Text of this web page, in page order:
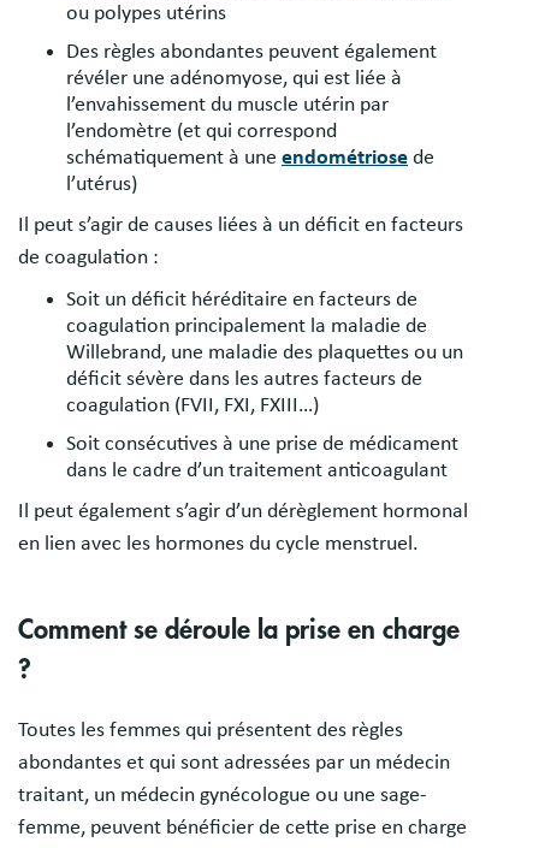
ou polypes utérins
Des règles abondantes peuvent également
révéler une adénomyose, qui est liée à
l’envahissement du muscle utérin par
l’endomètre (et qui correspond
schématiquement à une endométriose de
l’utérus)
Il peut s’agir de causes liées à un déficit en facteurs
de coagulation :
Soit un déficit héréditaire en facteurs de
coagulation principalement la maladie de
Willebrand, une maladie des plaquettes ou un
déficit sévère dans les autres facteurs de
coagulation (FVII, FXI, FXIII…)
Soit consécutives à une prise de médicament
dans le cadre d’un traitement anticoagulant
Il peut également s’agir d’un dérèglement hormonal
en lien avec les hormones du cycle menstruel.
Comment se déroule la prise en charge
?
Toutes les femmes qui présentent des règles
abondantes et qui sont adressées par un médecin
traitant, un médecin gynécologue ou une sage-
femme, peuvent bénéficier de cette prise en charge